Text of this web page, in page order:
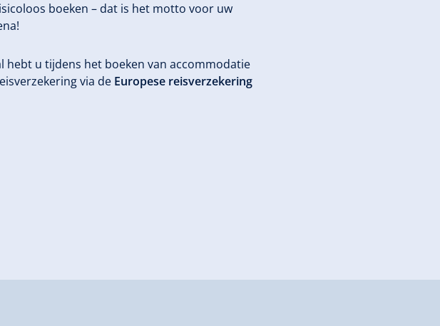
boeken – dat is het motto voor uw
hebt u tijdens het boeken van accommodatie
via de Europese reisverzekering